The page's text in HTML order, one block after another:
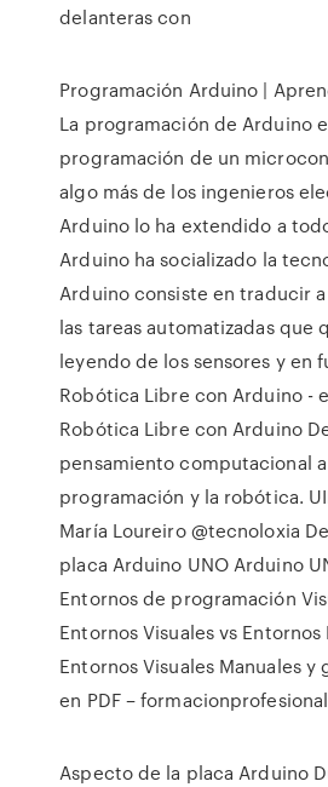
delanteras con
Programación Arduino |
La programación de Arduino
programación de un
algo más de los ingenieros
Arduino lo ha extendido a
Arduino ha socializado la
Arduino consiste en traducir
las tareas automatizadas que
leyendo de los sensores y en
Robótica Libre con Arduino -
Robótica Libre con Arduino
pensamiento computacional
programación y la robótica.
María Loureiro @tecnoloxia
placa Arduino UNO Arduino
Entornos de programación
Entornos Visuales vs Entornos
Entornos Visuales Manuales y
en PDF –
Aspecto de la placa Arduino